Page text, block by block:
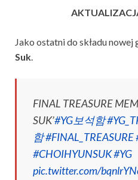
Jako ostatni do składu nowej
Suk.
FINAL TREASURE
SUK’#YG보석함
함#FINAL_TREASURE
#CHOIHYUNSUK#YG
pic.twitter.com/